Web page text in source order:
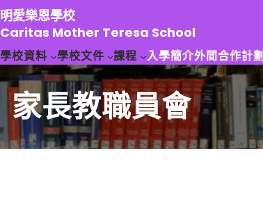
跳
至
主
要
容
明愛樂恩學校
Caritas Mother Teresa School
學校資料 學校文件 課程 入學簡介外間合作計劃
家長教職員會